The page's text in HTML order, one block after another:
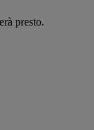
presto.